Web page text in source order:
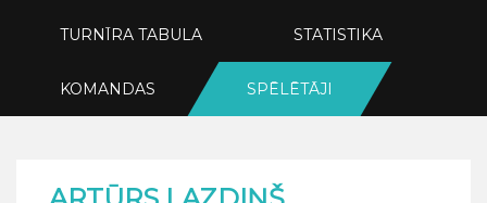
TURNĪRA TABULA STATISTIKA
KOMANDAS SPĒLĒTĀJI